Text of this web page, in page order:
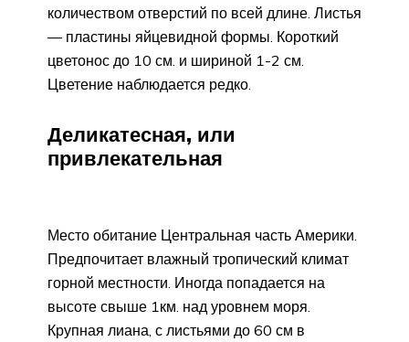
количеством отверстий по всей длине. Листья
— пластины яйцевидной формы. Короткий
цветонос до 10 см. и шириной 1-2 см.
Цветение наблюдается редко.
Деликатесная, или
привлекательная
Место обитание Центральная часть Америки.
Предпочитает влажный тропический климат
горной местности. Иногда попадается на
высоте свыше 1км. над уровнем моря.
Крупная лиана, с листьями до 60 см в